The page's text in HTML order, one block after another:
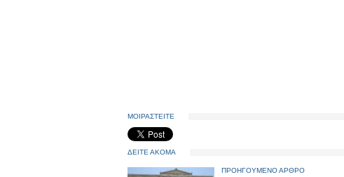
ΜΟΙΡΑΣΤΕΙΤΕ
ΔΕΙΤΕ ΑΚΟΜΑ
ΠΡΟΗΓΟΥΜΕΝΟ ΑΡΘΡΟ